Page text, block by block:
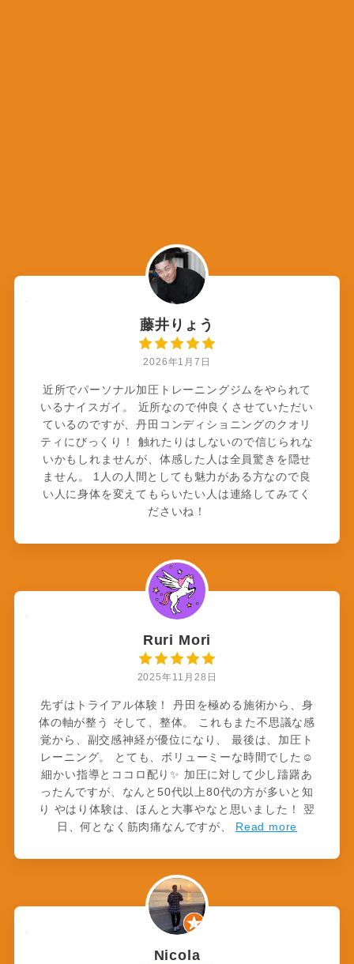
藤井りょう
2026年1月7日
近所でパーソナル加圧トレーニングジムをやられて
いるナイスガイ。 近所なので仲良くさせていただい
ているのですが、丹田コンディショニングのクオリ
ティにびっくり！ 触れたりはしないので信じられな
いかもしれませんが、体感した人は全員驚きを隠せ
ません。 1人の人間としても魅力がある方なので良
い人に身体を変えてもらいたい人は連絡してみてく
ださいね！
Ruri Mori
2025年11月28日
先ずはトライアル体験！ 丹田を極める施術から、身
体の軸が整う そして、整体。 これもまた不思議な感
覚から、副交感神経が優位になり、 最後は、加圧ト
レーニング。 とても、ボリューミーな時間でした☺️
細かい指導とココロ配り✨ 加圧に対して少し躊躇あ
ったんですが、なんと50代以上80代の方が多いと知
り やはり体験は、ほんと大事やなと思いました！ 翌
日、何となく筋肉痛なんですが、
Read more
Nicola